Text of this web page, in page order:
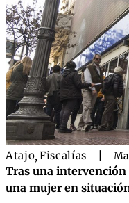
Atajo, Fiscalías
Tras una intervención
una mujer en